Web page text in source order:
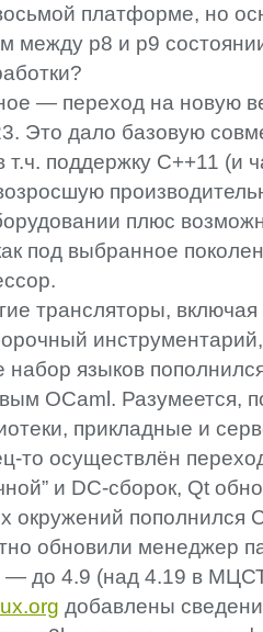
платформе, но
между p8 и p9
— переход на новую
Это дало базовую
т.ч. поддержку C++11 (и
плюс
под выбранное
трансляторы,
набор языков
OCaml. Разумеется,
прикладные и
то осуществлён
и DC-сборок, Qt
окружений пополнился
обновили менеджер
— до 4.9 (над 4.19 в МЦСТ
добавлены